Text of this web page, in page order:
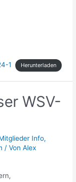
1 Herunterladen
WSV-
Info,
/ VonAlex